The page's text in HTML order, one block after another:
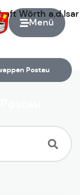
Menü
Wörth
Postau